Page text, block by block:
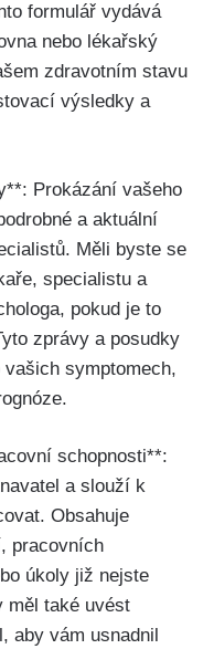
formulář vydává
nebo lékařský
zdravotním stavu
výsledky a
Prokázání vašeho
a aktuální
Měli byste se
specialistu a
pokud je to
zprávy a posudky
symptomech,
schopnosti**:
a slouží k
Obsahuje
pracovních
úkoly již nejste
měl také uvést
aby vám usnadnil